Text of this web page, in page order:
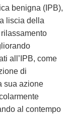
benigna (IPB),
liscia della
all’IPB, come
di
sua azione
al contempo